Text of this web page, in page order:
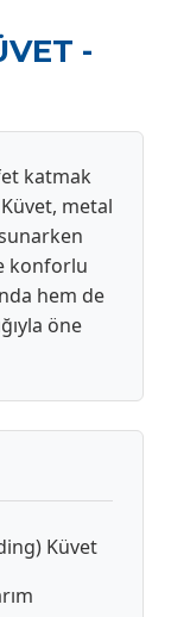
-
katmak
metal
konforlu
hem de
öne
Küvet